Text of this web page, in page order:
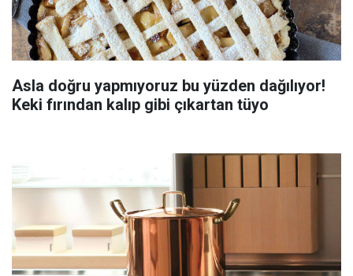
Asla doğru yapmıyoruz bu yüzden dağılıyor!
Keki fırından kalıp gibi çıkartan tüyo